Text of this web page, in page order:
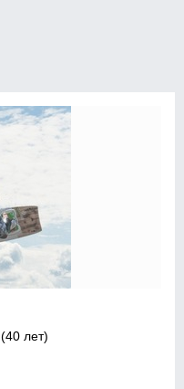
(40 лет)